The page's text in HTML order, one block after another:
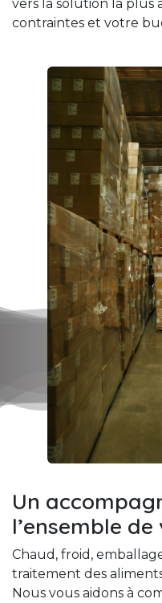
vers la solution la plus
contraintes et votre
Un
l’ensemble
Chaud, froid,
traitement des
Nous vous aidons à